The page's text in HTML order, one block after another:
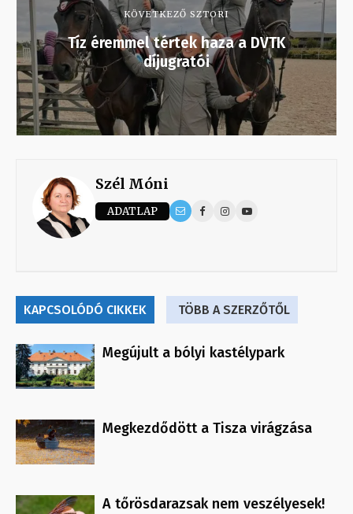
KÖVETKEZŐ SZTORI
Tíz éremmel tértek haza a DVTK
díjugratói
Szél Móni
ADATLAP
KAPCSOLÓDÓ CIKKEK TÖBB A SZERZŐTŐL
Megújult a bólyi kastélypark
Megkezdődött a Tisza virágzása
A tőrösdarazsak nem veszélyesek!